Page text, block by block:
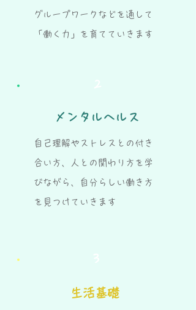
グループワークなどを通して
「働く力」を育てていきます
メンタルヘルス
自己理解やストレスとの付き
合い方、人との関わり方を学
びながら、自分らしい働き方
を見つけていきます
2
生活基礎
3